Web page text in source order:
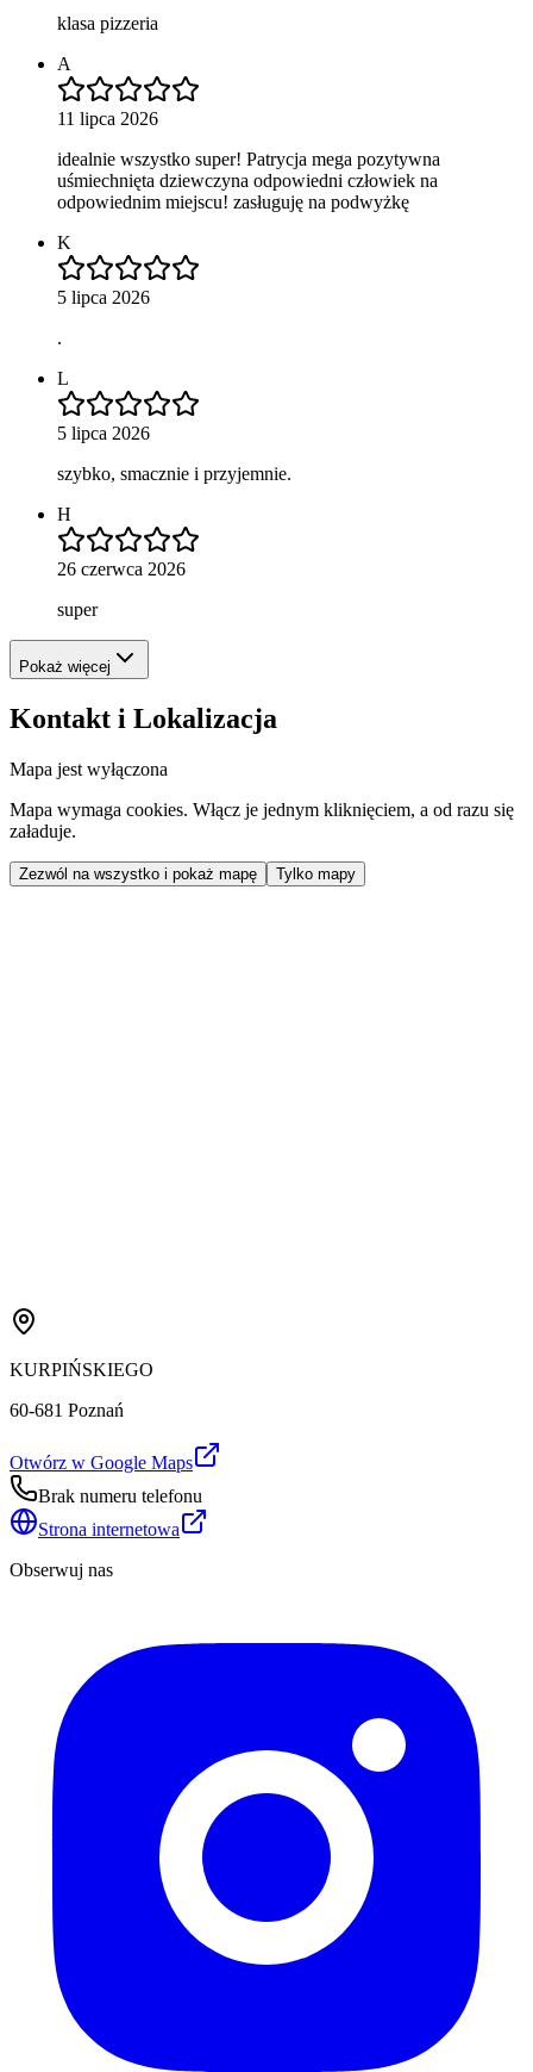
klasa pizzeria
A
11 lipca 2026
idealnie wszystko super! Patrycja mega pozytywna
uśmiechnięta dziewczyna odpowiedni człowiek na
odpowiednim miejscu! zasługuję na podwyżkę
K
5 lipca 2026
.
L
5 lipca 2026
szybko, smacznie i przyjemnie.
H
26 czerwca 2026
super
Pokaż więcej
Kontakt i Lokalizacja
Mapa jest wyłączona
Mapa wymaga cookies. Włącz je jednym kliknięciem, a od razu się
załaduje.
Zezwól na wszystko i pokaż mapę Tylko mapy
KURPIŃSKIEGO
60-681 Poznań
Otwórz w Google Maps
Brak numeru telefonu
Strona internetowa
Obserwuj nas